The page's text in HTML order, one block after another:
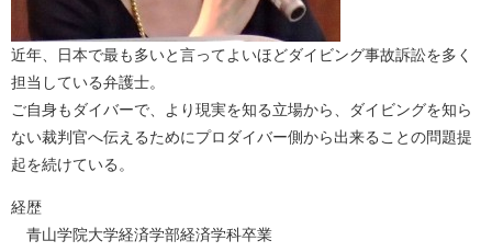
近年、日本で最も多いと言ってよいほどダイビング事故訴訟を多く
担当している弁護士。
ご自身もダイバーで、より現実を知る立場から、ダイビングを知ら
ない裁判官へ伝えるためにプロダイバー側から出来ることの問題提
起を続けている。
経歴
青山学院大学経済学部経済学科卒業